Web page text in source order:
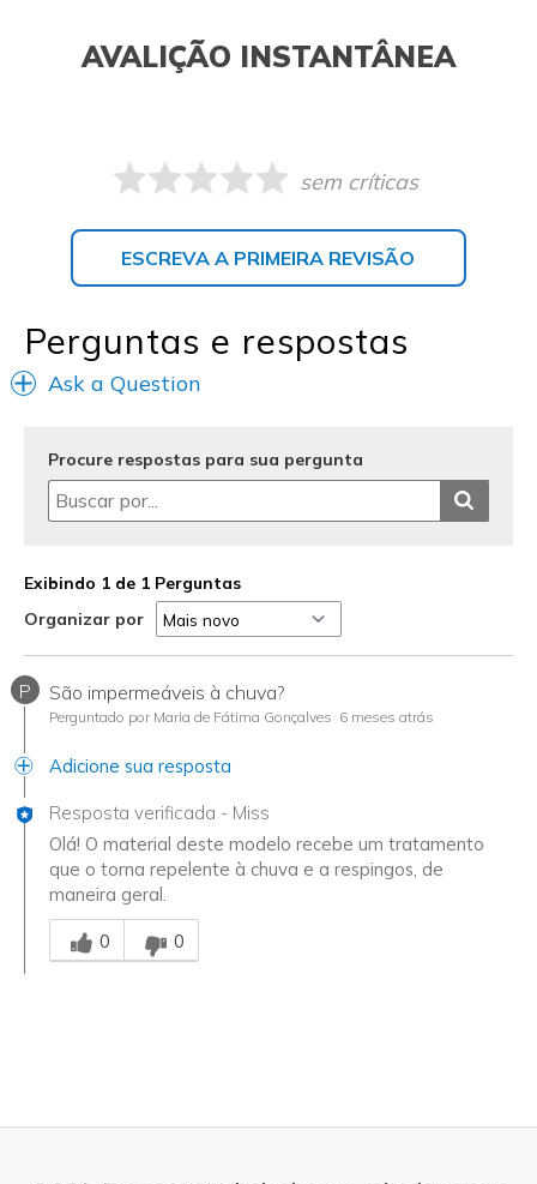
AVALIÇÃO INSTANTÂNEA
sem críticas
ESCREVA A PRIMEIRA REVISÃO
Perguntas e respostas
Ask a Question
Procure respostas para sua pergunta
Exibindo 1 de 1 Perguntas
Organizar por
P São impermeáveis à chuva?
Perguntado por Maria de Fátima Gonçalves 6 meses atrás
Adicione sua resposta
Resposta verificada - Miss
Olá! O material deste modelo recebe um tratamento
que o torna repelente à chuva e a respingos, de
maneira geral.
Essa resposta foi útil para você
0
0